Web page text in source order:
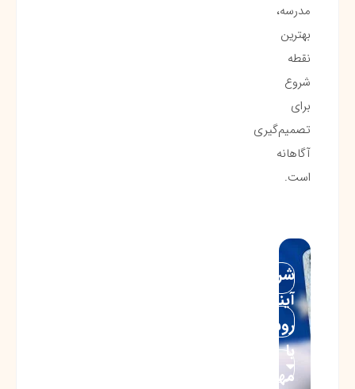
مدرسه،
بهترین
نقطه
شروع
برای
تصمیم‌گیری
آگاهانه
است.
شروع
آینده‌ای
روشن
با
مهاجرت!